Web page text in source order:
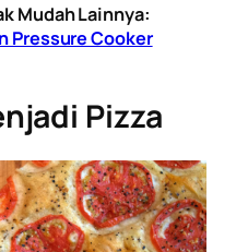
Mudah Lainnya:
Pressure Cooker
Pizza